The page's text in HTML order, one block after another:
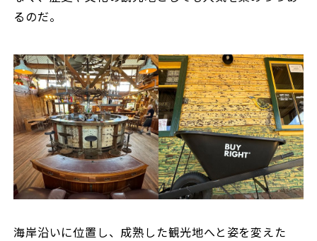
るのだ。
海岸沿いに位置し、成熟した観光地へと姿を変えた